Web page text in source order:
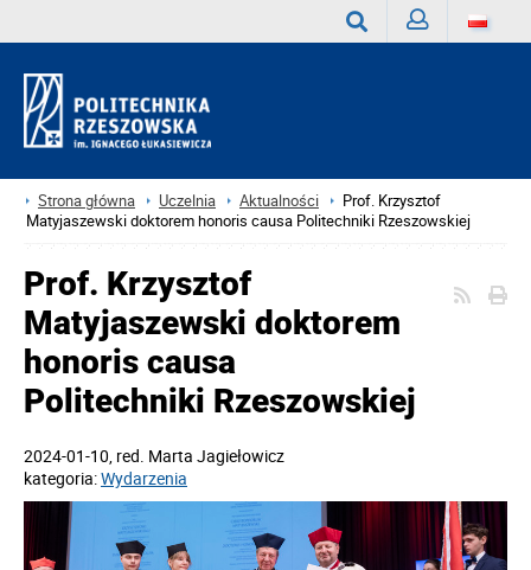
Strona główna Uczelnia Aktualności
Prof. Krzysztof
Matyjaszewski doktorem honoris causa Politechniki Rzeszowskiej
Prof. Krzysztof
Matyjaszewski doktorem
honoris causa
Politechniki Rzeszowskiej
2024-01-10, red. Marta Jagiełowicz
kategoria:Wydarzenia